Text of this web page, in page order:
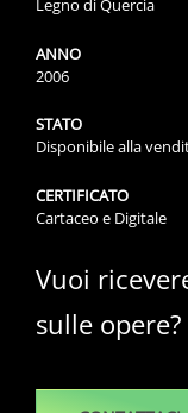
Legno di Quercia
ANNO
2006
STATO
Disponibile alla
CERTIFICATO
Cartaceo e Digitale
Vuoi
sulle opere?